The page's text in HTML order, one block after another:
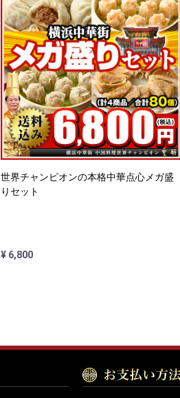
世界チャンピオンの本格中華点心メガ盛
りセット
¥ 6,800